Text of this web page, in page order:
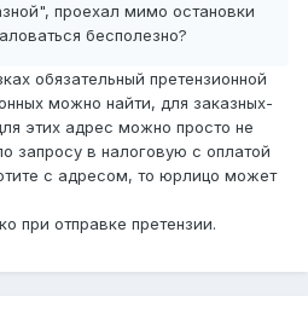
проехал мимо остановки
бесполезно?
обязательный претензионной
можно найти, для заказных-
этих адрес можно просто не
запросу в налоговую с оплатой
с адресом, то юрлицо может
при отправке претензии.